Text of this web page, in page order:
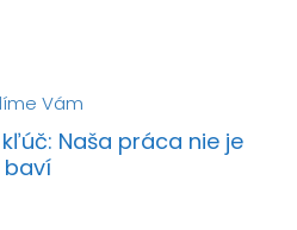
Vám
Naša práca nie je
baví